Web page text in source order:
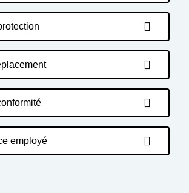
employé